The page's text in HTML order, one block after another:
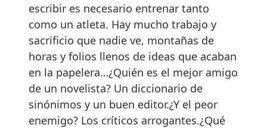
escribir es necesario entrenar tanto
como un atleta. Hay mucho trabajo y
sacrificio que nadie ve, montañas de
horas y folios llenos de ideas que acaban
en la papelera…¿Quién es el mejor amigo
de un novelista? Un diccionario de
sinónimos y un buen editor.¿Y el peor
enemigo? Los críticos arrogantes.¿Qué